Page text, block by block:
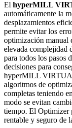
El hyperMILL
automáticamente la
desplazamientos
permite evitar los
optimización manual
elevada complejidad
para todos los pasos
decisiones para
hyperMILL
algoritmos de
completas teniendo
modo se evitan
tiempo. El Optimizer
rentable y seguro de